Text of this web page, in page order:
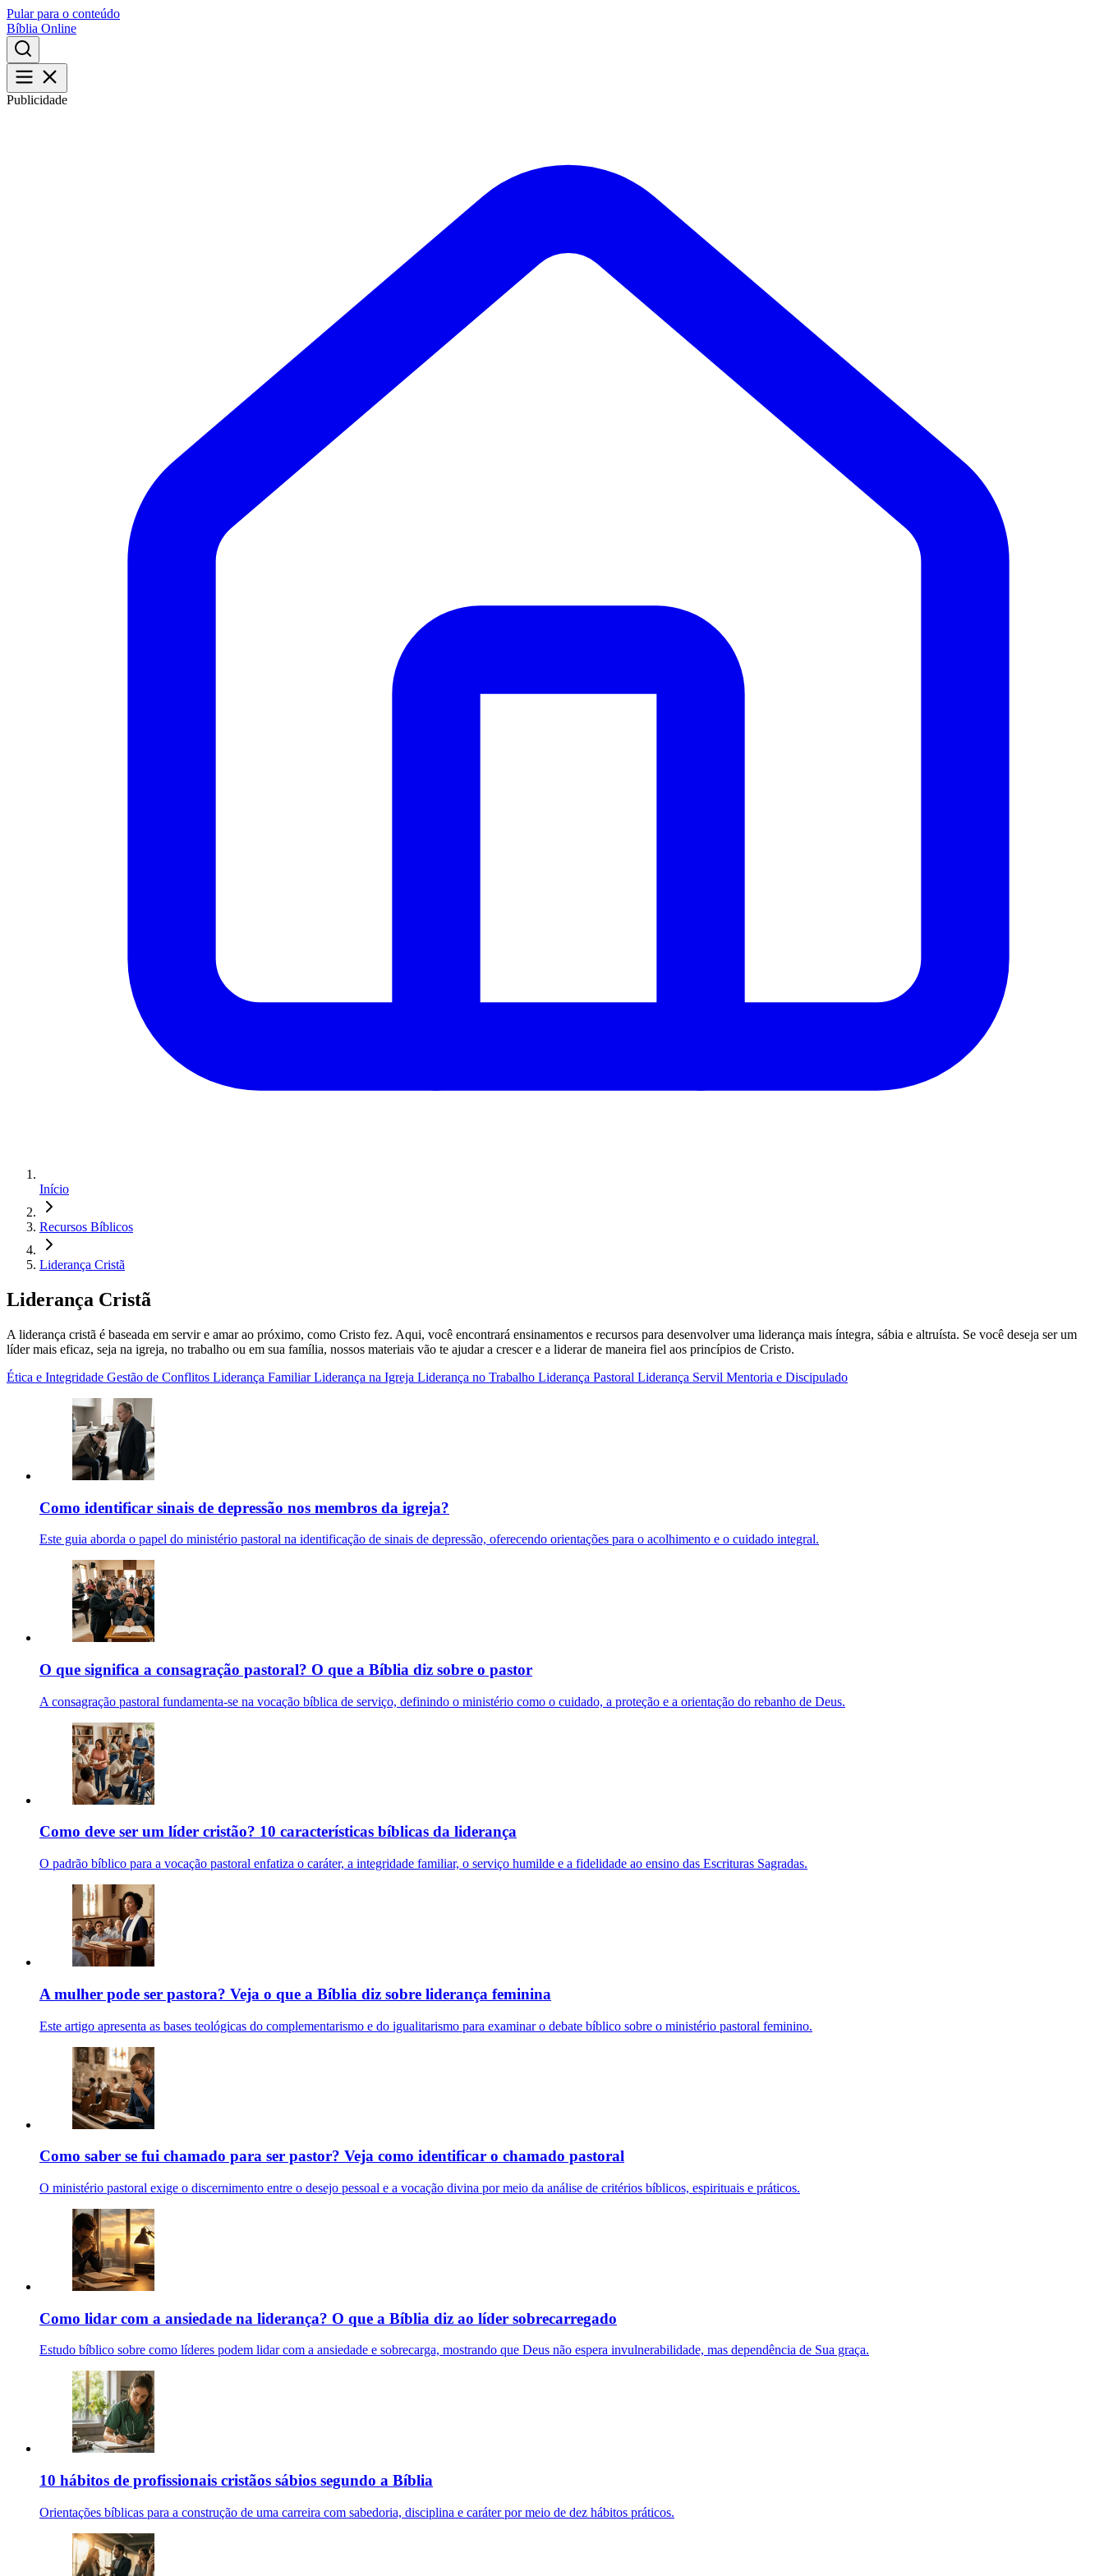
Pular para o conteúdo
Bíblia Online
Publicidade
Início
Recursos Bíblicos
Liderança Cristã
Liderança Cristã
A liderança cristã é baseada em servir e amar ao próximo, como Cristo fez. Aqui, você encontrará ensinamentos e recursos para desenvolver uma liderança mais íntegra, sábia e altruísta. Se você deseja ser um
líder mais eficaz, seja na igreja, no trabalho ou em sua família, nossos materiais vão te ajudar a crescer e a liderar de maneira fiel aos princípios de Cristo.
Ética e Integridade Gestão de Conflitos Liderança FamiliarLiderança na Igreja Liderança no Trabalho Liderança Pastoral Liderança Servil Mentoria e Discipulado
Como identificar sinais de depressão nos membros da igreja?
Este guia aborda o papel do ministério pastoral na identificação de sinais de depressão, oferecendo orientações para o acolhimento e o cuidado integral.
O que significa a consagração pastoral? O que a Bíblia diz sobre o pastor
A consagração pastoral fundamenta-se na vocação bíblica de serviço, definindo o ministério como o cuidado, a proteção e a orientação do rebanho de Deus.
Como deve ser um líder cristão? 10 características bíblicas da liderança
O padrão bíblico para a vocação pastoral enfatiza o caráter, a integridade familiar, o serviço humilde e a fidelidade ao ensino das Escrituras Sagradas.
A mulher pode ser pastora? Veja o que a Bíblia diz sobre liderança feminina
Este artigo apresenta as bases teológicas do complementarismo e do igualitarismo para examinar o debate bíblico sobre o ministério pastoral feminino.
Como saber se fui chamado para ser pastor? Veja como identificar o chamado pastoral
O ministério pastoral exige o discernimento entre o desejo pessoal e a vocação divina por meio da análise de critérios bíblicos, espirituais e práticos.
Como lidar com a ansiedade na liderança? O que a Bíblia diz ao líder sobrecarregado
Estudo bíblico sobre como líderes podem lidar com a ansiedade e sobrecarga, mostrando que Deus não espera invulnerabilidade, mas dependência de Sua graça.
10 hábitos de profissionais cristãos sábios segundo a Bíblia
Orientações bíblicas para a construção de uma carreira com sabedoria, disciplina e caráter por meio de dez hábitos práticos.